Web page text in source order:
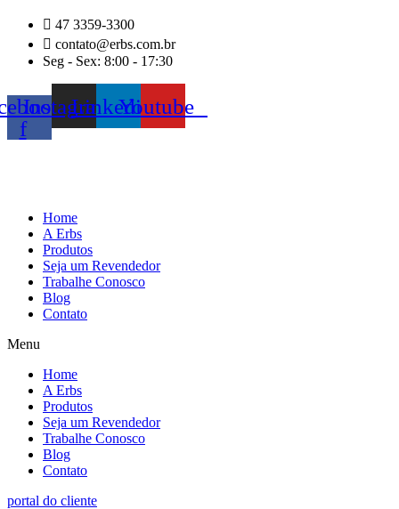
conteúdo
47 3359-3300
contato@erbs.com.br
Seg - Sex: 8:00 - 17:30
f
InstagramLinkedinYoutube
Home
A Erbs
Produtos
Seja um Revendedor
Trabalhe Conosco
Blog
Contato
Menu
Home
A Erbs
Produtos
Seja um Revendedor
Trabalhe Conosco
Blog
Contato
portal do cliente